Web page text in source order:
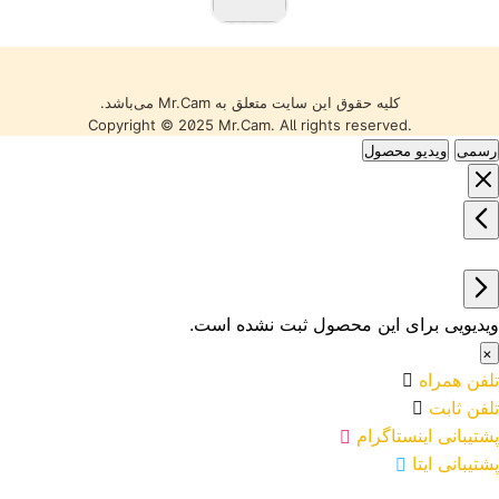
قیمت مناسب عرضه می‌شوند
کلیه حقوق این سایت متعلق به Mr.Cam می‌باشد.
Copyright © 2025 Mr.Cam. All rights reserved.
رسمی
ویدیو محصول
ویدیویی برای این محصول ثبت نشده است.
×
تلفن همراه
تلفن ثابت
پشتیبانی اینستاگرام
پشتیبانی ایتا